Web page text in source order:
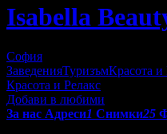
Isabella
София
ЗаведенияТуризъмКрасота и
Красота и Релакс
Добави в любими
За нас Адреси1 Снимки25